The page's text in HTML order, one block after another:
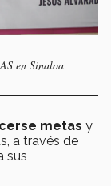
en Sinaloa
metas y
a través de
sus